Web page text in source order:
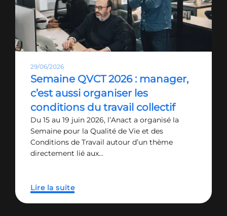
29/06/2026
Semaine QVCT 2026 : manager,
c’est aussi organiser les
conditions du travail collectif
Du 15 au 19 juin 2026, l’Anact a organisé la
Semaine pour la Qualité de Vie et des
Conditions de Travail autour d’un thème
directement lié aux…
Lire la suite